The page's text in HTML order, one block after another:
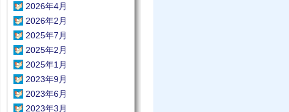
2026年4月
2026年2月
2025年7月
2025年2月
2025年1月
2023年9月
2023年6月
2023年3月